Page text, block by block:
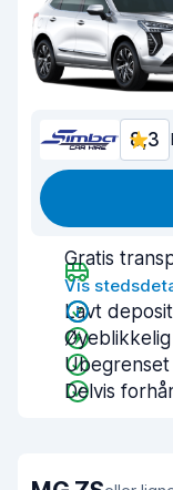
8,3
Gratis
Vis
Lavt
Delvis